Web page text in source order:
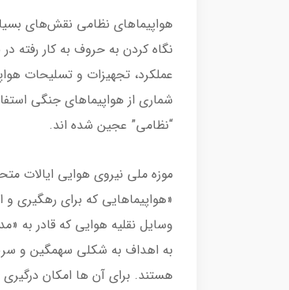
هواپیماهای نظامی نقش‌های
نگاه کردن به حروف به کار رفته
عملکرد، تجهیزات و تسلیحات
شماری از هواپیماهای جنگی
“نظامی” عجین شده اند.
موزه ملی نیروی هوایی ایالات
«هواپیماهایی که برای رهگیری
وسایل نقلیه هوایی که قادر به
به اهداف به شکلی سهمگین و
هستند. برای آن ها امکان